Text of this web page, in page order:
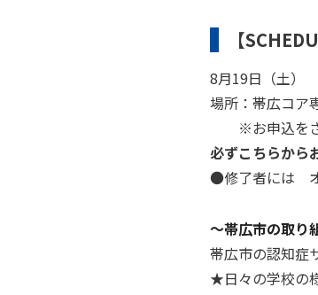
【
8月19日（土）
場所：帯広コア
※お申込をさ
必ずこちらか
●修了者には
～帯広市の取
帯広市の認知症
★日々の学校の